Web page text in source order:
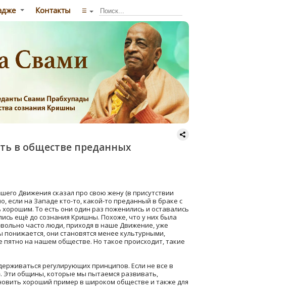
Контакты ☰
в обществе преданных
Движения сказал про свою жену (в присутствии
если на Западе кто-то, какой-то преданный в браке с
То есть они один раз поженились и оставались
ещё до сознания Кришны. Похоже, что у них была
часто люди, приходя в наше Движение, уже
они становятся менее культурными,
на нашем обществе. Но такое происходит, такие
регулирующих принципов. Если не все в
Эти общины, которые мы пытаемся развивать,
хороший пример в широком обществе и также для